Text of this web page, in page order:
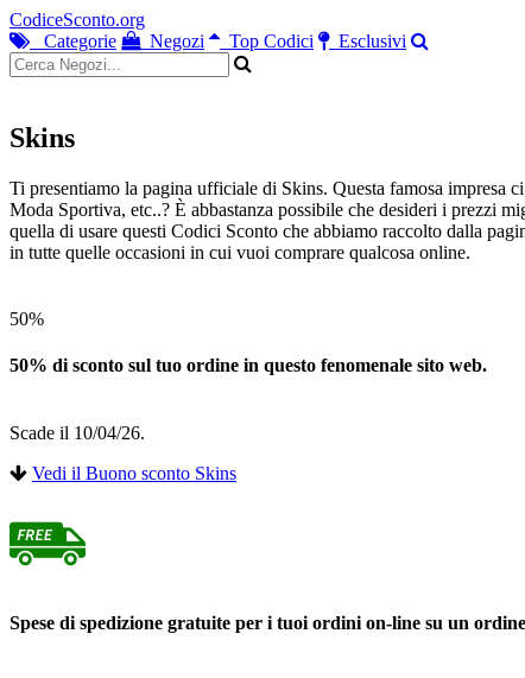
CodiceSconto.org
Categorie
Negozi Top Codici Esclusivi
Skins
Ti presentiamo la pagina ufficiale di Skins. Questa famosa impresa
Moda Sportiva, etc..? È abbastanza possibile che desideri i prezzi
quella di usare questi Codici Sconto che abbiamo raccolto dalla
in tutte quelle occasioni in cui vuoi comprare qualcosa online.
50%
50% di sconto sul tuo ordine in questo fenomenale sito web.
Scade il 10/04/26.
Vedi il Buono sconto Skins
Spese di spedizione gratuite per i tuoi ordini on-line su un